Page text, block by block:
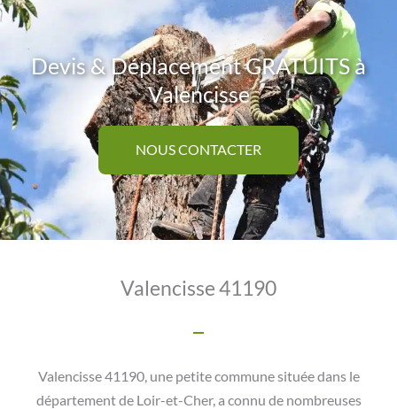
Devis & Déplacement GRATUITS à
Valencisse
NOUS CONTACTER
Valencisse 41190
Valencisse 41190, une petite commune située dans le
département de Loir-et-Cher, a connu de nombreuses